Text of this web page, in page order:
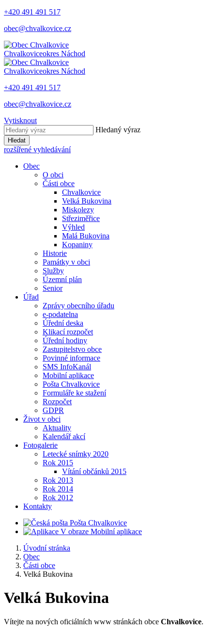
+420 491 491 517
obec@chvalkovice.cz
Chvalkoviceokres Náchod
Chvalkoviceokres Náchod
+420 491 491 517
obec@chvalkovice.cz
Vytisknout
Hledaný výraz
Hledat
rozšířené vyhledávání
Obec
O obci
Části obce
Chvalkovice
Velká Bukovina
Miskolezy
Střeziměřice
Výhled
Malá Bukovina
Kopaniny
Historie
Památky v obci
Služby
Územní plán
Senior
Úřad
Zprávy obecního úřadu
e-podatelna
Úřední deska
Klikací rozpočet
Úřední hodiny
Zastupitelstvo obce
Povinné informace
SMS InfoKanál
Mobilní aplikace
Pošta Chvalkovice
Formuláře ke stažení
Rozpočet
GDPR
Život v obci
Aktuality
Kalendář akcí
Fotogalerie
Letecké snímky 2020
Rok 2015
Vítání občánků 2015
Rok 2013
Rok 2014
Rok 2012
Kontakty
Pošta Chvalkovice
Mobilní aplikace
Úvodní stránka
Obec
Části obce
Velká Bukovina
Velká Bukovina
Vítejte na nových oficiálních www stránkách obce Chvalkovice.